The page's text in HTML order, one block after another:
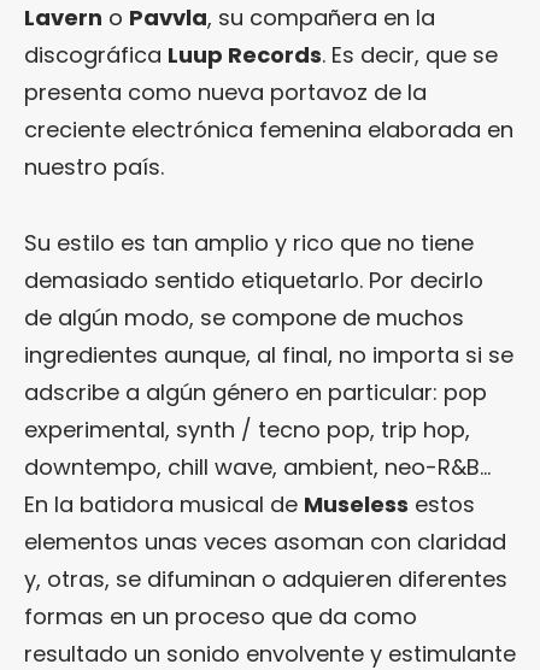
Lavern o Pavvla, su compañera en la
discográfica Luup Records. Es decir, que se
presenta como nueva portavoz de la
creciente electrónica femenina elaborada en
nuestro país.
Su estilo es tan amplio y rico que no tiene
demasiado sentido etiquetarlo. Por decirlo
de algún modo, se compone de muchos
ingredientes aunque, al final, no importa si se
adscribe a algún género en particular: pop
experimental, synth / tecno pop, trip hop,
downtempo, chill wave, ambient, neo-R&B…
En la batidora musical de Museless estos
elementos unas veces asoman con claridad
y, otras, se difuminan o adquieren diferentes
formas en un proceso que da como
resultado un sonido envolvente y estimulante